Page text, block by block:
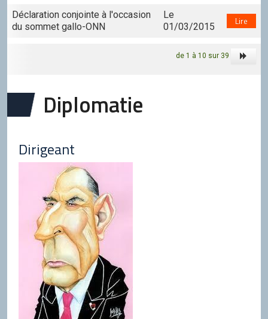
Déclaration conjointe à l'occasion
du sommet gallo-ONN
Le
01/03/2015
Lire
de 1 à 10 sur 39
Diplomatie
Dirigeant